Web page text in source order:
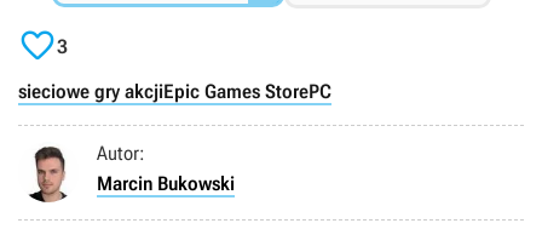
3
sieciowe gry akcjiEpic Games StorePC
Autor:
Marcin Bukowski